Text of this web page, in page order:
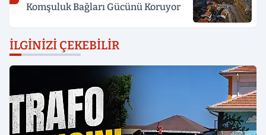
Komşuluk Bağları Gücünü Koruyor
İLGINIZI ÇEKEBILIR